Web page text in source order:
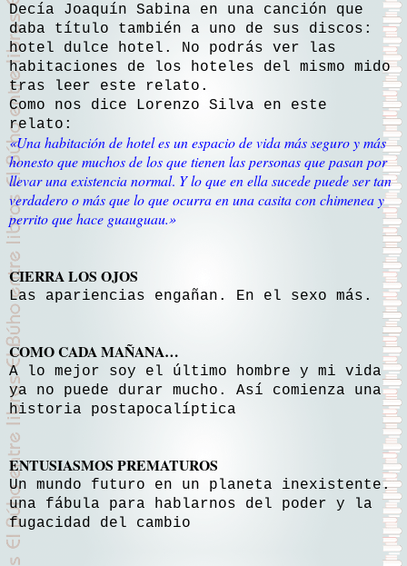
Decía Joaquín Sabina en una canción que
daba título también a uno de sus discos:
hotel dulce hotel. No podrás ver las
habitaciones de los hoteles del mismo mido
tras leer este relato.
Como nos dice Lorenzo Silva en este
relato:
«Una habitación de hotel es un espacio de vida más seguro y más
honesto que muchos de los que tienen las personas que pasan por
llevar una existencia normal. Y lo que en ella sucede puede ser tan
verdadero o más que lo que ocurra en una casita con chimenea y
perrito que hace guauguau.»
CIERRA LOS OJOS
Las apariencias engañan. En el sexo más.
COMO CADA MAÑANA…
A lo mejor soy el último hombre y mi vida
ya no puede durar mucho. Así comienza una
historia postapocalíptica
ENTUSIASMOS PREMATUROS
Un mundo futuro en un planeta inexistente.
una fábula para hablarnos del poder y la
fugacidad del cambio